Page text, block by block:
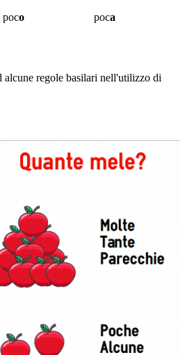
poco
poca
alcune regole basilari nell'utilizzo di